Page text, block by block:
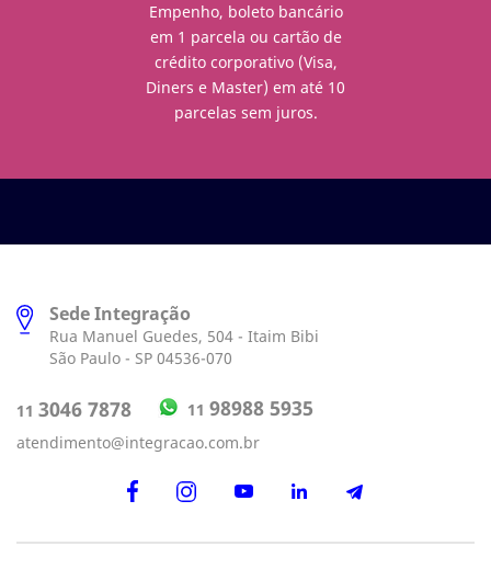
Empenho, boleto bancário
em 1 parcela ou cartão de
crédito corporativo (Visa,
Diners e Master) em até 10
parcelas sem juros.
Sede Integração
Rua Manuel Guedes, 504 - Itaim Bibi
São Paulo - SP 04536-070
11 3046 7878 11 98988 5935
atendimento@integracao.com.br